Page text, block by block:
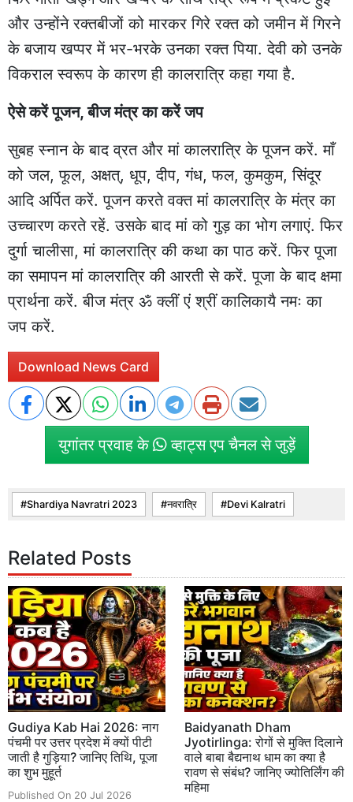
और उन्होंने रक्तबीजों को मारकर गिरे रक्त को जमीन में गिरने
के बजाय खप्पर में भर-भरके उनका रक्त पिया. देवी को उनके
विकराल स्वरूप के कारण ही कालरात्रि कहा गया है.
ऐसे करें पूजन, बीज मंत्र का करें जप
सुबह स्नान के बाद व्रत और मां कालरात्रि के पूजन करें. माँ
को जल, फूल, अक्षत्, धूप, दीप, गंध, फल, कुमकुम, सिंदूर
आदि अर्पित करें. पूजन करते वक्त मां कालरात्रि के मंत्र का
उच्चारण करते रहें. उसके बाद मां को गुड़ का भोग लगाएं. फिर
दुर्गा चालीसा, मां कालरात्रि की कथा का पाठ करें. फिर पूजा
का समापन मां कालरात्रि की आरती से करें. पूजा के बाद क्षमा
प्रार्थना करें. बीज मंत्र ॐ क्लीं एं श्रीं कालिकायै नमः का
जप करें.
Download News Card
युगांतर प्रवाह के व्हाट्स एप चैनल से जुड़ें
Shardiya Navratri 2023 नवरात्रि Devi Kalratri
Related Posts
Gudiya Kab Hai 2026: नाग
पंचमी पर उत्तर प्रदेश में क्यों पीटी
जाती है गुड़िया? जानिए तिथि, पूजा
का शुभ मुहूर्त
Published On 20 Jul 2026
Baidyanath Dham
Jyotirlinga: रोगों से मुक्ति दिलाने
वाले बाबा बैद्यनाथ धाम का क्या है
रावण से संबंध? जानिए ज्योतिर्लिंग की
महिमा